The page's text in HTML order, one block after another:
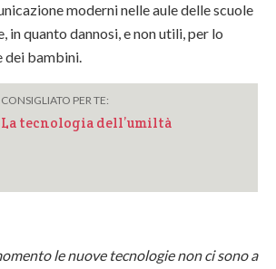
moderni nelle aule delle scuole
in quanto dannosi, e non utili, per lo
dei bambini.
CONSIGLIATO PER TE:
La tecnologia dell’umiltà
le nuove tecnologie non ci sono a